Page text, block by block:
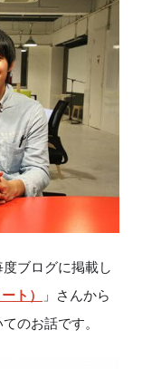
ブログに掲載し
ト）
」さんから
のお話です。